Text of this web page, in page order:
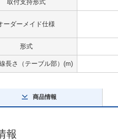
取付支持形式
ーダーメイド仕様
形式
長さ（テーブル部）(m)
商品情報
報